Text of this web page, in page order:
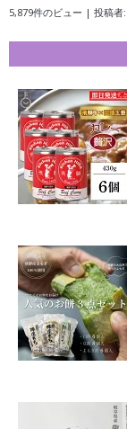
5,879件のビュー | 投稿者: